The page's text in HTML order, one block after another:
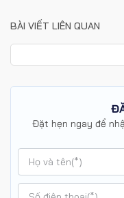
BÀI VIẾT LIÊN QUAN
Đặt hẹn ngay để